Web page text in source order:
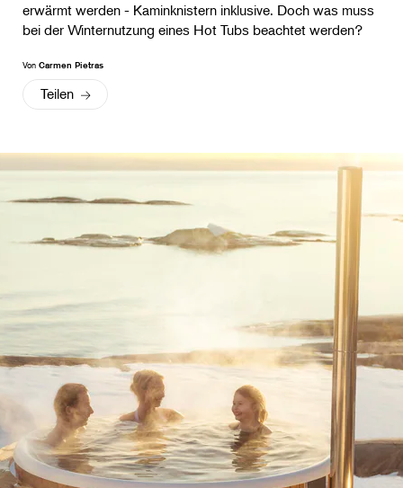
erwärmt werden - Kaminknistern inklusive. Doch was muss
bei der Winternutzung eines Hot Tubs beachtet werden?
Von Carmen Pietras
Teilen